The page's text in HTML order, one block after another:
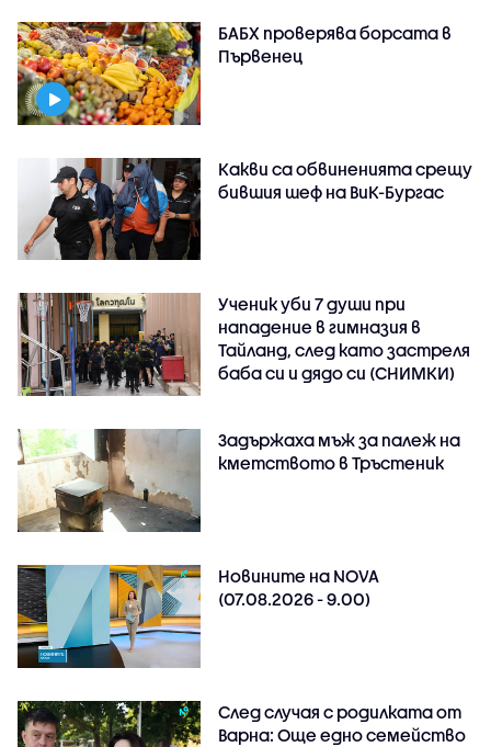
БАБХ проверява борсата в
Първенец
Какви са обвиненията срещу
бившия шеф на ВиК-Бургас
Ученик уби 7 души при
нападение в гимназия в
Тайланд, след като застреля
баба си и дядо си (СНИМКИ)
Задържаха мъж за палеж на
кметството в Тръстеник
Новините на NOVA
(07.08.2026 - 9.00)
След случая с родилката от
Варна: Още едно семейство